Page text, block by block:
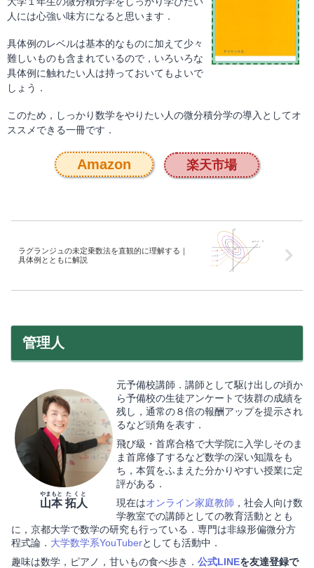
人には心強い味方になると思います．
具体例のレベルは基本的なものに加えて少々
難しいものも含まれているので，いろいろな
具体例に触れたい人は持っておいてもよいで
しょう．
このため，しっかり数学をやりたい人の微分積分学の導入としてオ
ススメできる一冊です．
Amazon 楽天市場
ラグランジュの未定乗数法を直観的に理解する｜
具体例とともに解説
管理人
山本
やまもと
拓人
たくと
元予備校講師．講師として駆け出しの頃か
ら予備校の生徒アンケートで抜群の成績を
残し，通常の８倍の報酬アップを提示され
るなど頭角を表す．
飛び級・首席合格で大学院に入学しそのま
ま首席修了するなど数学の深い知識をも
ち，本質をふまえた分かりやすい授業に定
評がある．
現在はオンライン家庭教師 ，社会人向け数
学教室での講師としての教育活動ととも
に，京都大学で数学の研究も行っている．専門は非線形偏微分方
程式論． 大学数学系YouTuberとしても活動中．
趣味は数学，ピアノ，甘いもの食べ歩き． 公式LINEを友達登録で